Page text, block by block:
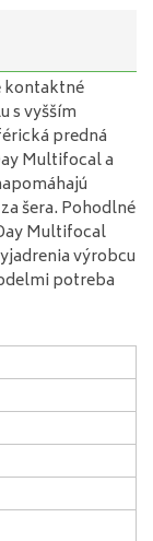
kontaktné
s vyšším
predná
Multifocal a
šera. Pohodlné
Multifocal
výrobcu
potreba